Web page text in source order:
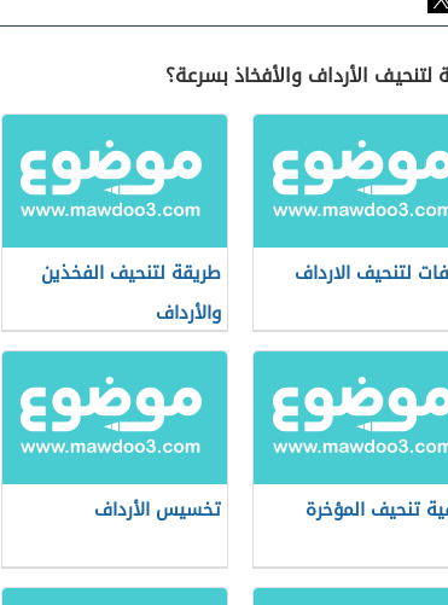
الأرداف والأفخاذ بسرعة؟
لتنحيف الارداف
طريقة لتنحيف الفخذين
والأرداف
تنحيف المؤخرة تخسيس الأرداف